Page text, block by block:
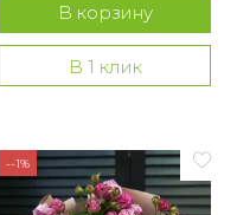
В корзину
В 1 клик
--1%